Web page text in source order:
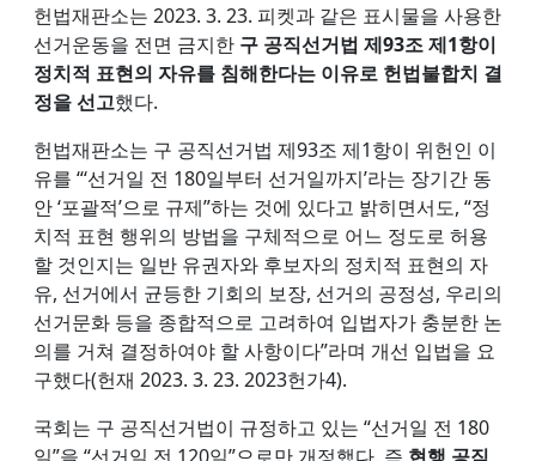
헌법재판소는 2023. 3. 23. 피켓과 같은 표시물을 사용한
선거운동을 전면 금지한 구 공직선거법 제93조 제1항이
정치적 표현의 자유를 침해한다는 이유로 헌법불합치 결
정을 선고했다.
헌법재판소는 구 공직선거법 제93조 제1항이 위헌인 이
유를 “‘선거일 전 180일부터 선거일까지’라는 장기간 동
안 ‘포괄적’으로 규제”하는 것에 있다고 밝히면서도, “정
치적 표현 행위의 방법을 구체적으로 어느 정도로 허용
할 것인지는 일반 유권자와 후보자의 정치적 표현의 자
유, 선거에서 균등한 기회의 보장, 선거의 공정성, 우리의
선거문화 등을 종합적으로 고려하여 입법자가 충분한 논
의를 거쳐 결정하여야 할 사항이다”라며 개선 입법을 요
구했다(헌재 2023. 3. 23. 2023헌가4).
국회는 구 공직선거법이 규정하고 있는 “선거일 전 180